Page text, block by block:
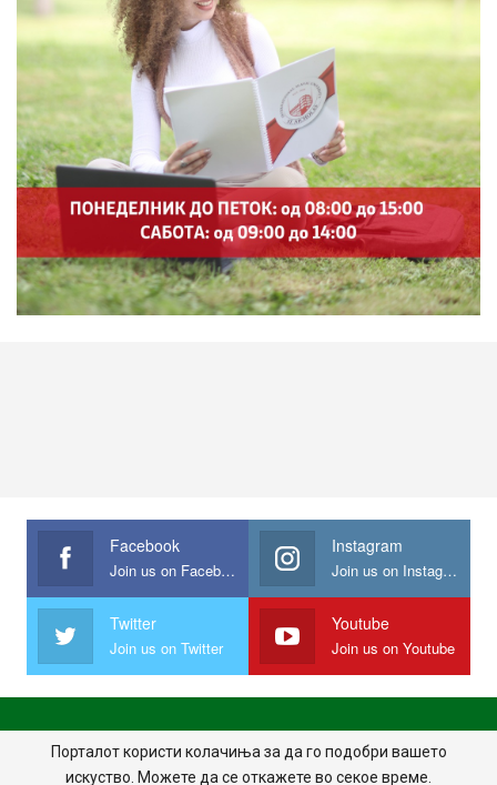
Facebook
Join us on Facebook
Instagram
Join us on Instagram
Twitter
Join us on Twitter
Youtube
Join us on Youtube
ПОЧЕТНА ПОЛИТИКА НА ПРИВАТНОСТ
ИМПРЕСУМ
ПРАВИЛА НА КОРИСТЕЊЕ
Порталот користи колачиња за да го подобри вашето
искуство. Можете да се откажете во секое време.